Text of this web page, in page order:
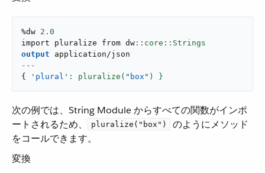
%dw 2.0
import pluralize from dw
output
application/json
---
{
'plural' : pluralize( "box" ) }
次の例では、String Module からすべての関数がインポ
ートされるため、​
pluralize("box")
​ のようにメソッド
をコールできます。
変換